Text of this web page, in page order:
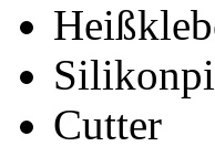
Cutter